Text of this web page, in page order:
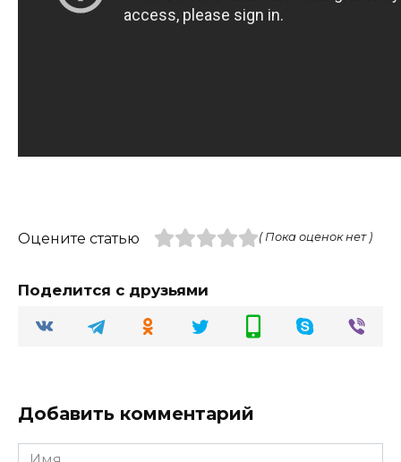
Оцените статью ( Пока оценок нет )
Поделится с друзьями
Добавить комментарий
Имя